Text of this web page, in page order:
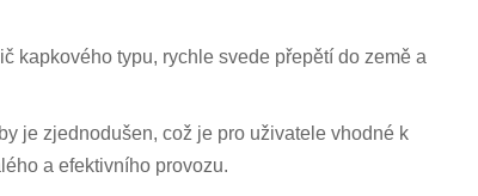
kapkového typu, rychle svede přepětí do země a
je zjednodušen, což je pro uživatele vhodné k
a efektivního provozu.